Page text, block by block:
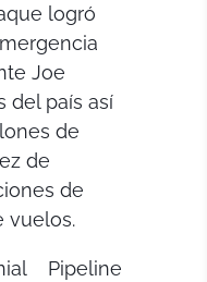
logró
Joe
del país así
de
de
de
vuelos.
Pipeline